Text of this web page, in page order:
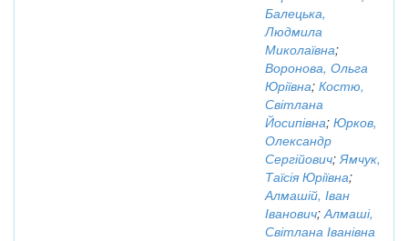
Балецька,
Людмила
Миколаївна;
Воронова, Ольга
Юріївна; Костю,
Світлана
Йосипівна; Юрков,
Олександр
Сергійович;Ямчук,
Таїсія Юріївна;
Алмашій, Іван
Іванович;Алмаші,
Світлана Іванівна